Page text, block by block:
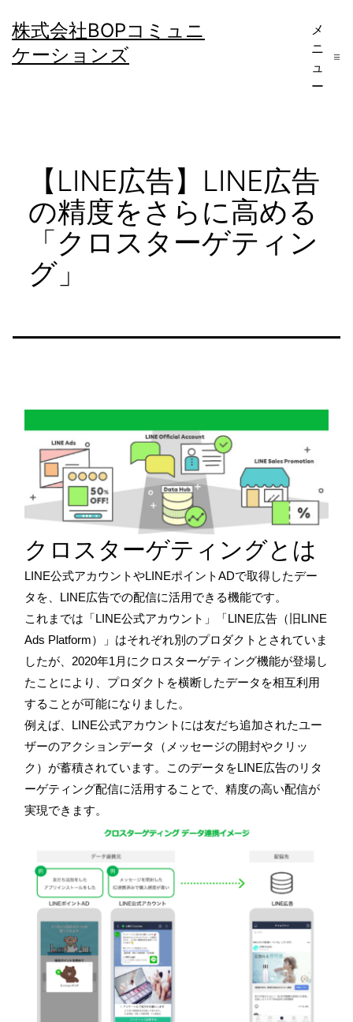
ン
テ
株式会社BOPコミュニ
ケーションズ
メ
ニ
ュ
ー
【LINE広告】LINE広告
の精度をさらに高める
「クロスターゲティン
グ」
クロスターゲティングとは
LINE公式アカウントやLINEポイントADで取得したデー
タを、LINE広告での配信に活用できる機能です。
これまでは「LINE公式アカウント」「LINE広告（旧LINE
Ads Platform）」はそれぞれ別のプロダクトとされていま
したが、2020年1月にクロスターゲティング機能が登場し
たことにより、プロダクトを横断したデータを相互利用
することが可能になりました。
例えば、LINE公式アカウントには友だち追加されたユー
ザーのアクションデータ（メッセージの開封やクリッ
ク）が蓄積されています。このデータをLINE広告のリタ
ーゲティング配信に活用することで、精度の高い配信が
実現できます。